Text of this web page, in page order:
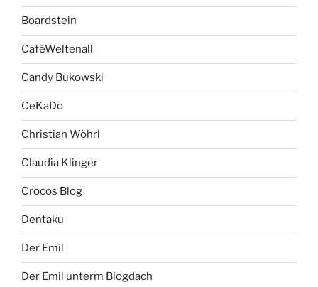
Boardstein
CaféWeltenall
Candy Bukowski
CeKaDo
Christian Wöhrl
Claudia Klinger
Crocos Blog
Dentaku
Der Emil
Der Emil unterm Blogdach